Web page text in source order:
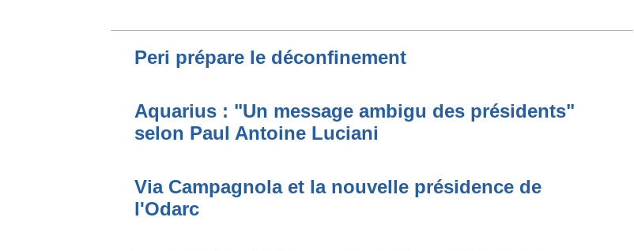
Peri prépare le déconfinement
Aquarius : "Un message ambigu des présidents"
selon Paul Antoine Luciani
Via Campagnola et la nouvelle présidence de
l'Odarc